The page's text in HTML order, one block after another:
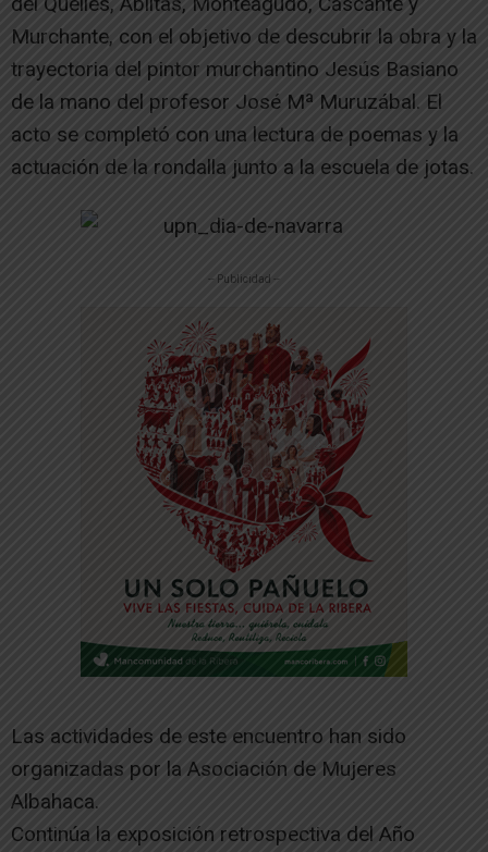
Murchante, con el objetivo de descubrir la obra y la
trayectoria del pintor murchantino Jesús Basiano
de la mano del profesor José Mª Muruzábal. El
acto se completó con una lectura de poemas y la
actuación de la rondalla junto a la escuela de jotas.
-- Publicidad --
Las actividades de este encuentro han sido
organizadas por la Asociación de Mujeres
Albahaca.
Continúa la exposición retrospectiva del Año